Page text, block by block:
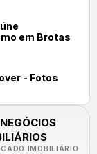
em Brotas
- Fotos
IMOBILIÁRIO